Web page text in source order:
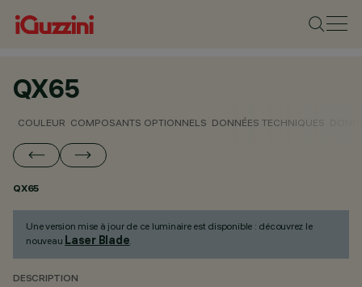
QX65
COULEUR COMPOSANTS OPTIONNELS DONNÉES TECHNIQUES
QX65
Une version mise à jour de ce luminaire est disponible : découvrez le
nouveau Laser Blade.
DESCRIPTION